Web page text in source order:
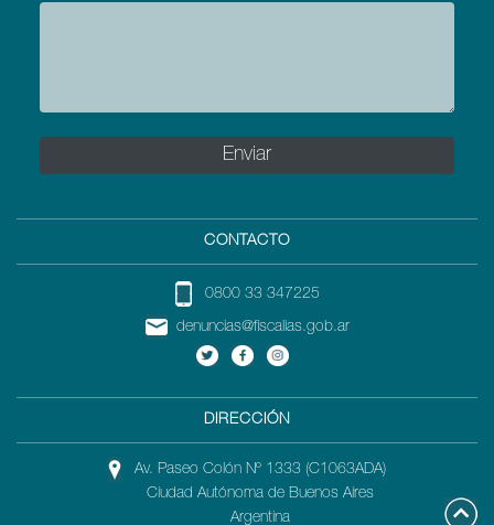
CONTACTO
0800 33 347225
denuncias@fiscalias.gob.ar
DIRECCIÓN
Av. Paseo Colón Nº 1333 (C1063ADA)
Ciudad Autónoma de Buenos Aires
Argentina